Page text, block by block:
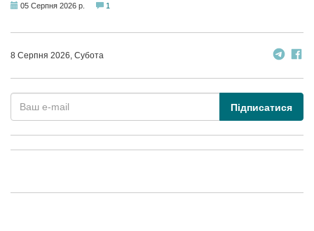
05 Серпня 2026 р. 1
8 Серпня 2026, Субота
Підписатися